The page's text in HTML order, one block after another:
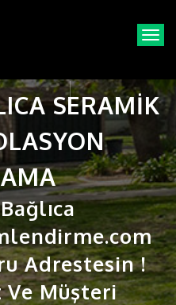
T
g
l
e
v
i
g
a
t
i
o
n
SERAMIK
Adrestesin !
Ve Müşteri